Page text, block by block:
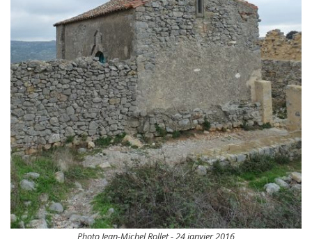
Photo Jean-Michel Rollet - 24 janvier 2016